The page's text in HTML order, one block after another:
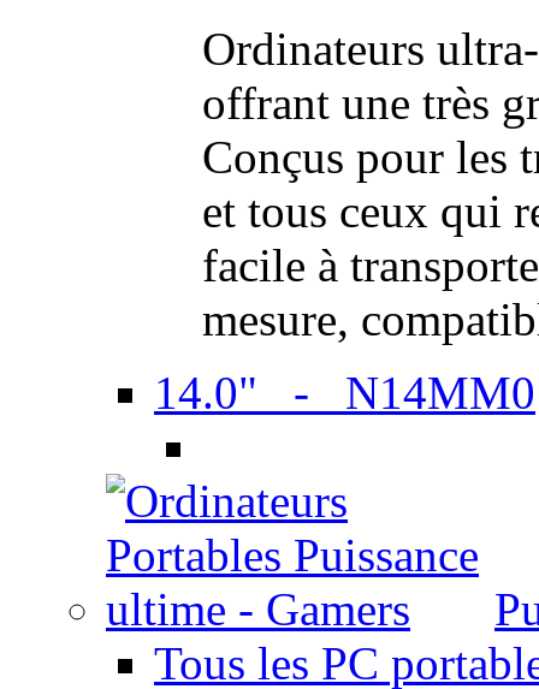
Ordinateurs
offrant une très
Conçus pour les
et tous ceux qui
facile à
mesure,
14.0" - N14MM0
Tous les PC